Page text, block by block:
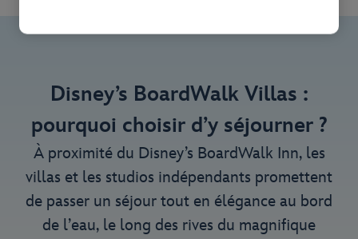
Disney’s BoardWalk Villas :
pourquoi choisir d’y séjourner ?
À proximité du Disney’s BoardWalk Inn, les
villas et les studios indépendants promettent
de passer un séjour tout en élégance au bord
de l’eau, le long des rives du magnifique